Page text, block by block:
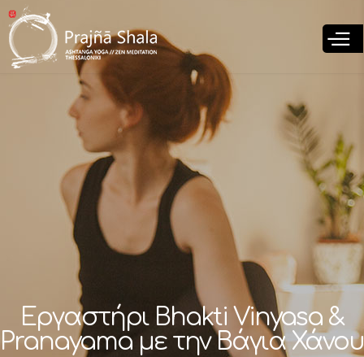
προς το
κυρίως
περιεχόμενο
Εργαστήρι Bhakti Vinyasa &
Pranayama με την Βάγια Χάνου